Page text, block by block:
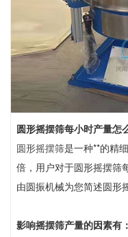
圆形摇摆筛每小时产量怎
圆形摇摆筛是一种**的精
倍，用户对于圆形摇摆筛
由圆振机械为您简述圆形
影响摇摆筛产量的因素有：